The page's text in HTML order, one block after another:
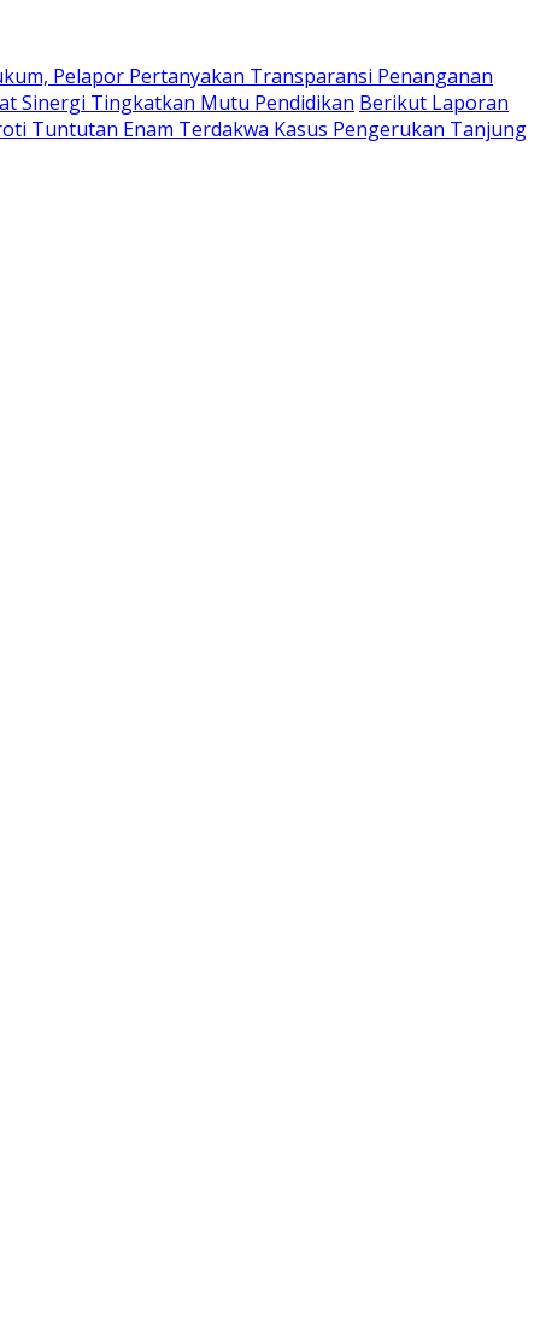
Pelapor Pertanyakan Transparansi Penanganan
Sinergi Tingkatkan Mutu Pendidikan Berikut Laporan
Tuntutan Enam Terdakwa Kasus Pengerukan Tanjung